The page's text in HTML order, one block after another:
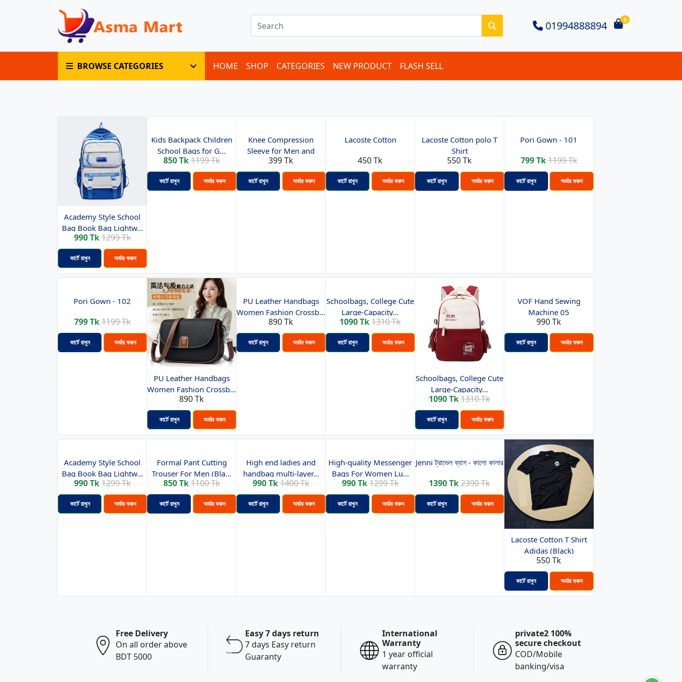
01994888894 0
BROWSE CATEGORIES HOME SHOP CATEGORIES NEW PRODUCT FLASH SELL
Academy Style School
Bag Book Bag Lightw...
990 Tk1299 Tk
কার্টে রাখুন অর্ডার করুন
Kids Backpack Children
School Bags for G...
850 Tk1199 Tk
কার্টে রাখুন অর্ডার করুন
Knee Compression
Sleeve for Men and
Wome...
399 Tk
কার্টে রাখুন অর্ডার করুন
Lacoste Cotton
450 Tk
কার্টে রাখুন অর্ডার করুন
Lacoste Cotton polo T
Shirt
550 Tk
কার্টে রাখুন অর্ডার করুন
Pori Gown - 101
799 Tk1199 Tk
কার্টে রাখুন অর্ডার করুন
Pori Gown - 102
799 Tk1199 Tk
কার্টে রাখুন অর্ডার করুন
PU Leather Handbags
Women Fashion Crossb...
890 Tk
কার্টে রাখুন অর্ডার করুন
PU Leather Handbags
Women Fashion Crossb...
890 Tk
কার্টে রাখুন অর্ডার করুন
Schoolbags, College Cute
Large-Capacity...
1090 Tk1310 Tk
কার্টে রাখুন অর্ডার করুন
Schoolbags, College Cute
Large-Capacity...
1090 Tk1310 Tk
কার্টে রাখুন অর্ডার করুন
VOF Hand Sewing
Machine 05
990 Tk
কার্টে রাখুন অর্ডার করুন
Academy Style School
Bag Book Bag Lightw...
990 Tk1299 Tk
কার্টে রাখুন অর্ডার করুন
Formal Pant Cutting
Trouser For Men (Bla...
850 Tk1100 Tk
কার্টে রাখুন অর্ডার করুন
High end ladies and
handbag multi-layer...
990 Tk1400 Tk
কার্টে রাখুন অর্ডার করুন
High-quality Messenger
Bags For Women Lu...
990 Tk1299 Tk
কার্টে রাখুন অর্ডার করুন
Jenni ট্রাভেল ব্যাগ - কালো কালার
1390 Tk2390 Tk
কার্টে রাখুন অর্ডার করুন
Lacoste Cotton T Shirt
Adidas (Black)
550 Tk
কার্টে রাখুন অর্ডার করুন
Free Delivery
On all order above
BDT 5000
Easy 7 days return
7 days Easy return
Guaranty
International
Warranty
1 year official
warranty
private2 100%
secure checkout
COD/Mobile
banking/visa